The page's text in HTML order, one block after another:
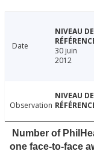
Date
30 juin
2012
Observation
Number of
one face-to-face